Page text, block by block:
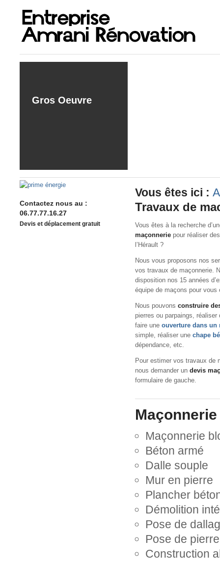
Gros Oeuvre
Vous êtes ici :
Travaux de
Vous êtes à la recherche
maçonnerie pour réaliser
l’Hérault ?
Nous vous proposons nos
vos travaux de maçonnerie.
disposition nos 15 années
équipe de maçons pour
Nous pouvons construire
pierres ou parpaings,
faire une ouverture dans un
simple, réaliser une chape
dépendance, etc.
Pour estimer vos travaux de
nous demander un devis
formulaire de gauche.
Maçonnerie
Béton armé
Dalle souple
Mur en pierre
Plancher
Démolition
Pose de
Pose de
Construction
Contactez nous au :
06.77.77.16.27
Devis et déplacement gratuit